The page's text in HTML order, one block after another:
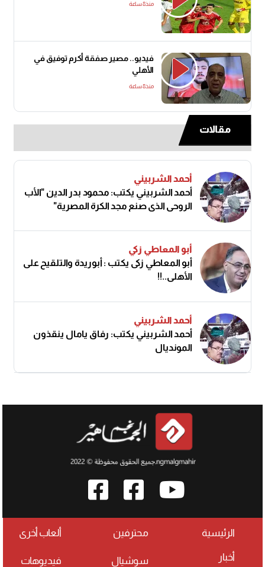
منذ8 ساعة
فيديو.. مصير صفقة أكرم توفيق في
الأهلي
منذ8 ساعة
مقالات
أحمد الشربيني
أحمد الشربيني يكتب: محمود بدر الدين "الأب
الروحي الذي صنع مجد الكرة المصرية"
أبو المعاطي زكي
أبو المعاطي زكى يكتب : أبوريدة والتلقيح على
الأهلى..!!
أحمد الشربيني
أحمد الشربيني يكتب: رفاق يامال ينقذون
المونديال
الرئيسية
أخبار
محترفين
سوشيال
ألعاب أخرى
فيديوهات